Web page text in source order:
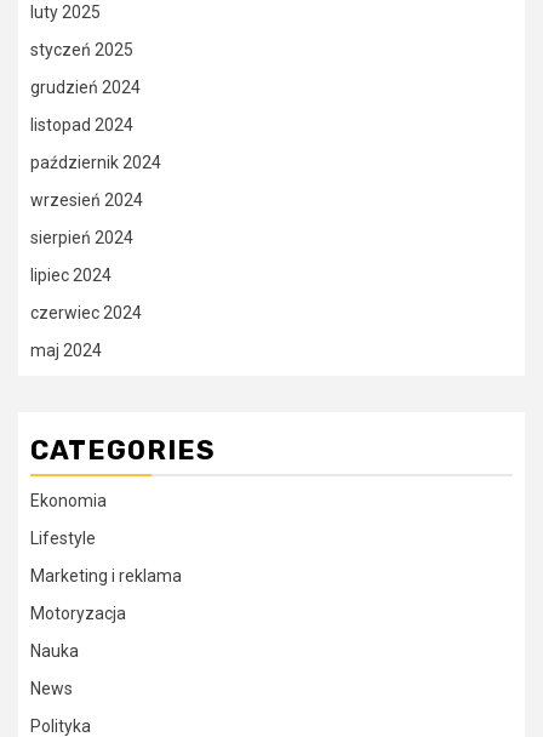
luty 2025
styczeń 2025
grudzień 2024
listopad 2024
październik 2024
wrzesień 2024
sierpień 2024
lipiec 2024
czerwiec 2024
maj 2024
CATEGORIES
Ekonomia
Lifestyle
Marketing i reklama
Motoryzacja
Nauka
News
Polityka